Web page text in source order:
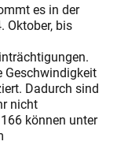
es in der
Oktober, bis
Geschwindigkeit
Dadurch sind
nicht
können unter